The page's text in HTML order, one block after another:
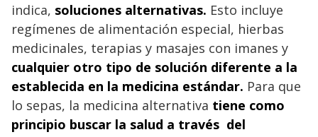
indica, soluciones alternativas. Esto incluye
regímenes de alimentación especial, hierbas
medicinales, terapias y masajes con imanes y
cualquier otro tipo de solución diferente a la
establecida en la medicina estándar. Para que
lo sepas, la medicina alternativa tiene como
principio buscar la salud a través del